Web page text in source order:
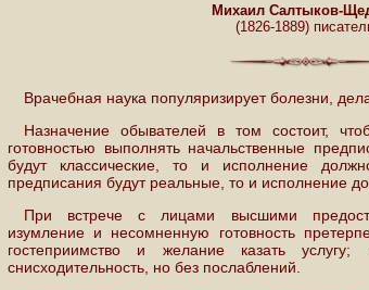
Михаил Салтыков-
(1826-1889)
Врачебная наука популяризирует болезни,
Назначение обывателей в том состоит,
готовностью выполнять начальственные
будут классические, то и исполнение
предписания будут реальные, то и исполнение
При встрече с лицами высшими
изумление и несомненную готовность
гостеприимство и желание казать
снисходительность, но без послаблений.